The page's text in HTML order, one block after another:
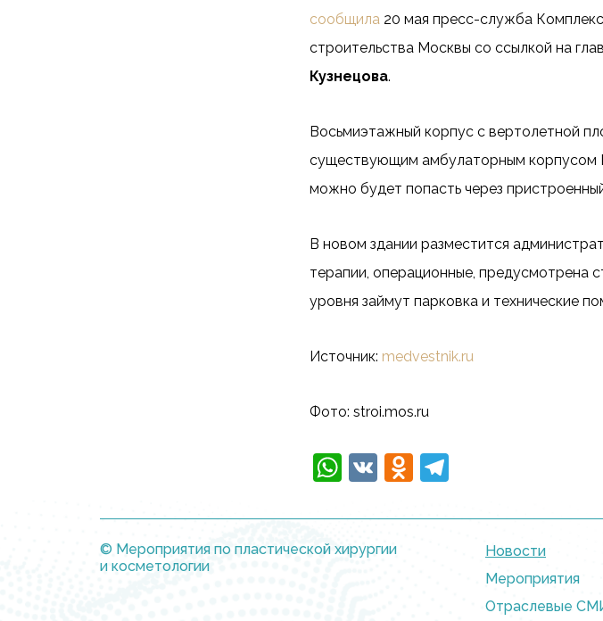
сообщила 20 мая пресс-служба
строительства Москвы со ссылкой на
Кузнецова.
Восьмиэтажный корпус с вертолетной
существующим амбулаторным корпусом
можно будет попасть через
В новом здании разместится
терапии, операционные, предусмотрена
уровня займут парковка и технические
Источник: medvestnik.ru
Фото: stroi.mos.ru
WhatsApp
VK Odnoklassniki
© Мероприятия по пластической хирургии
и косметологии
Новости
Мероприятия
Отраслевые